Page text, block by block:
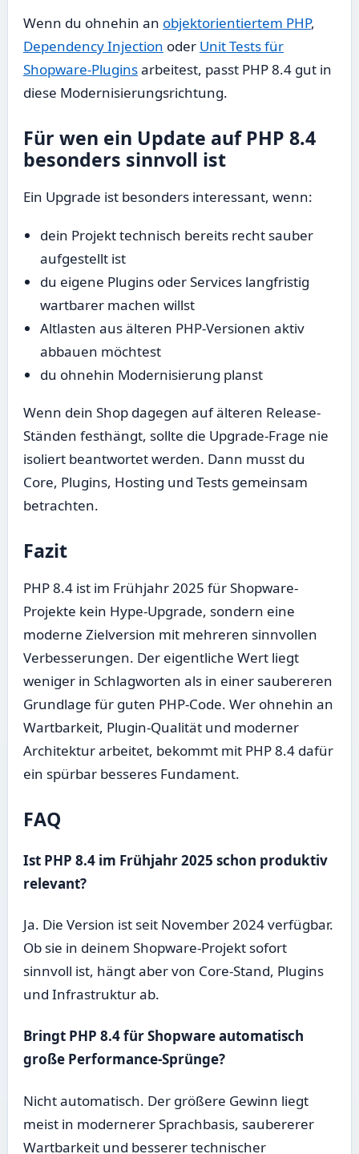
Wenn du ohnehin an objektorientiertem PHP,
Dependency Injection oder Unit Tests für
Shopware-Pluginsarbeitest, passt PHP 8.4 gut in
diese Modernisierungsrichtung.
Für wen ein Update auf PHP 8.4
besonders sinnvoll ist
Ein Upgrade ist besonders interessant, wenn:
dein Projekt technisch bereits recht sauber
aufgestellt ist
du eigene Plugins oder Services langfristig
wartbarer machen willst
Altlasten aus älteren PHP-Versionen aktiv
abbauen möchtest
du ohnehin Modernisierung planst
Wenn dein Shop dagegen auf älteren Release-
Ständen festhängt, sollte die Upgrade-Frage nie
isoliert beantwortet werden. Dann musst du
Core, Plugins, Hosting und Tests gemeinsam
betrachten.
Fazit
PHP 8.4 ist im Frühjahr 2025 für Shopware-
Projekte kein Hype-Upgrade, sondern eine
moderne Zielversion mit mehreren sinnvollen
Verbesserungen. Der eigentliche Wert liegt
weniger in Schlagworten als in einer saubereren
Grundlage für guten PHP-Code. Wer ohnehin an
Wartbarkeit, Plugin-Qualität und moderner
Architektur arbeitet, bekommt mit PHP 8.4 dafür
ein spürbar besseres Fundament.
FAQ
Ist PHP 8.4 im Frühjahr 2025 schon produktiv
relevant?
Ja. Die Version ist seit November 2024 verfügbar.
Ob sie in deinem Shopware-Projekt sofort
sinnvoll ist, hängt aber von Core-Stand, Plugins
und Infrastruktur ab.
Bringt PHP 8.4 für Shopware automatisch
große Performance-Sprünge?
Nicht automatisch. Der größere Gewinn liegt
meist in modernerer Sprachbasis, saubererer
Wartbarkeit und besserer technischer